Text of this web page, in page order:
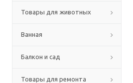
Товары для животных
Ванная
Балкон и сад
Товары для ремонта